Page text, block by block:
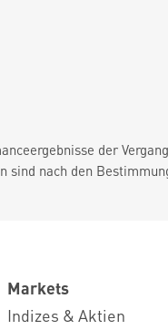
der
sind nach den
Markets
Indizes & Aktien